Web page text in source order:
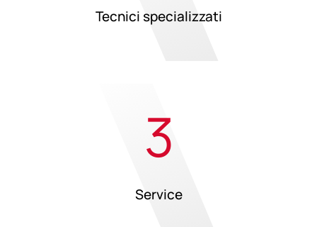
Tecnici specializzati
3
Service